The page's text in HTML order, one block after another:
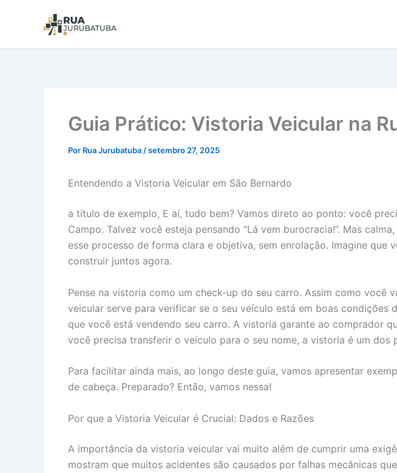
Guia Prático: Vistoria Veicular na
Por Rua Jurubatuba /setembro 27, 2025
Entendendo a Vistoria Veicular em São Bernardo
a título de exemplo, E aí, tudo bem? Vamos direto ao ponto: você
Campo. Talvez você esteja pensando “Lá vem burocracia!”. Mas
esse processo de forma clara e objetiva, sem enrolação. Imagine
construir juntos agora.
Pense na vistoria como um check-up do seu carro. Assim como
veicular serve para verificar se o seu veículo está em boas condições
que você está vendendo seu carro. A vistoria garante ao comprador
você precisa transferir o veículo para o seu nome, a vistoria é um dos
Para facilitar ainda mais, ao longo deste guia, vamos apresentar
de cabeça. Preparado? Então, vamos nessa!
Por que a Vistoria Veicular é Crucial: Dados e Razões
A importância da vistoria veicular vai muito além de cumprir uma
mostram que muitos acidentes são causados por falhas mecânicas